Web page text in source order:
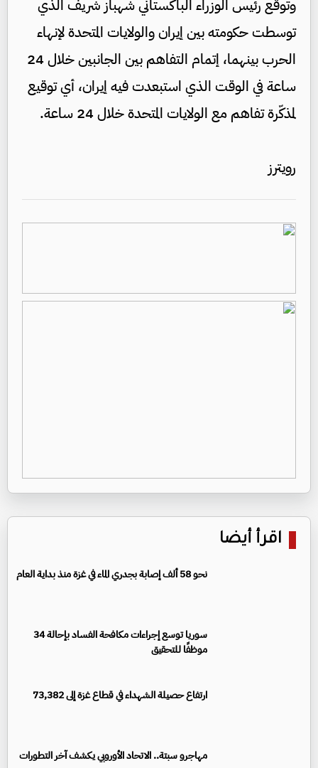
وتوقع رئيس الوزراء الباكستاني شهباز شريف الذي
توسطت حكومته بين إيران والولايات المتحدة لإنهاء
الحرب بينهما، إتمام التفاهم بين الجانبين خلال 24
ساعة في الوقت الذي استبعدت فيه إيران، أي توقيع
لمذكّرة تفاهم مع الولايات المتحدة خلال 24 ساعة.
رويترز
اقرأ أيضا
نحو 58 ألف إصابة بجدري الماء في غزة منذ بداية العام
سوريا توسع إجراءات مكافحة الفساد بإحالة 34
موظفًا للتحقيق
ارتفاع حصيلة الشهداء في قطاع غزة إلى 73,382
مهاجرو سبتة.. الاتحاد الأوروبي يكشف آخر التطورات